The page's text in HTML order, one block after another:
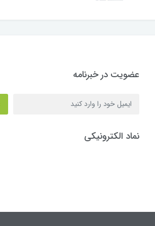
عضویت در خبرنامه
نماد الکترونیکی